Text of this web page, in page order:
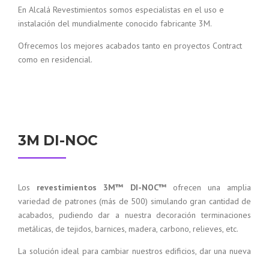
En Alcalá Revestimientos somos especialistas en el uso e
instalación del mundialmente conocido fabricante 3M.
Ofrecemos los mejores acabados tanto en proyectos Contract
como en residencial.
3M DI-NOC
Los revestimientos 3M™ DI-NOC™ofrecen una amplia
variedad de patrones (más de 500) simulando gran cantidad de
acabados, pudiendo dar a nuestra decoración terminaciones
metálicas, de tejidos, barnices, madera, carbono, relieves, etc.
La solución ideal para cambiar nuestros edificios, dar una nueva